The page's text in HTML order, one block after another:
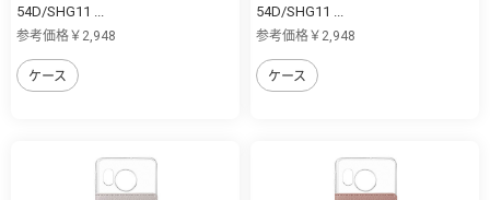
54D/SHG11 ...
参考価格￥2,948
ケース
54D/SHG11 ...
参考価格￥2,948
ケース